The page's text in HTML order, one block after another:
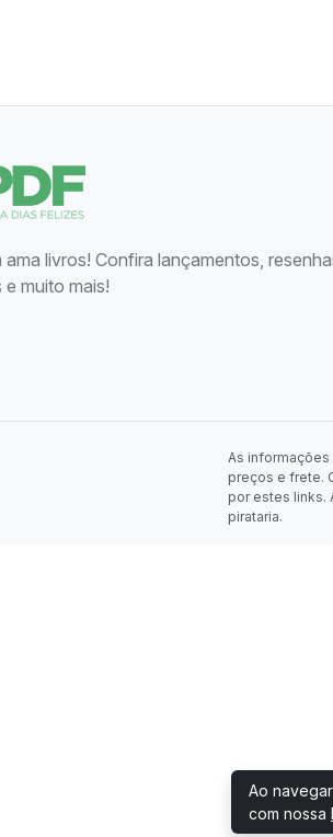
ama livros! Confira lançamentos,
muito mais!
As
preços e frete.
por estes links.
pirataria.
Ao
com nossa